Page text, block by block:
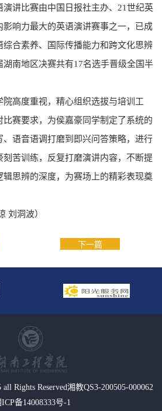
演讲比赛由中国日报社主办、21世纪英
响力最大的英语演讲赛事之一，已成
综合素养、国际传播能力和跨文化思辨
湖南地区决赛共有17名选手晋级全国半
院高度重视，精心组织选拔与培训工
赛要求，为侯嘉豪同学制定了系统的
语音语调打磨到即兴问答策略，进行
刻苦训练，反复打磨演讲内容，不断提
思辨的深度，为赛场上的精彩表现奠
刘洞波）
下一篇
Rights Reserved湘教QS3-200505-000062
备14008333号-1